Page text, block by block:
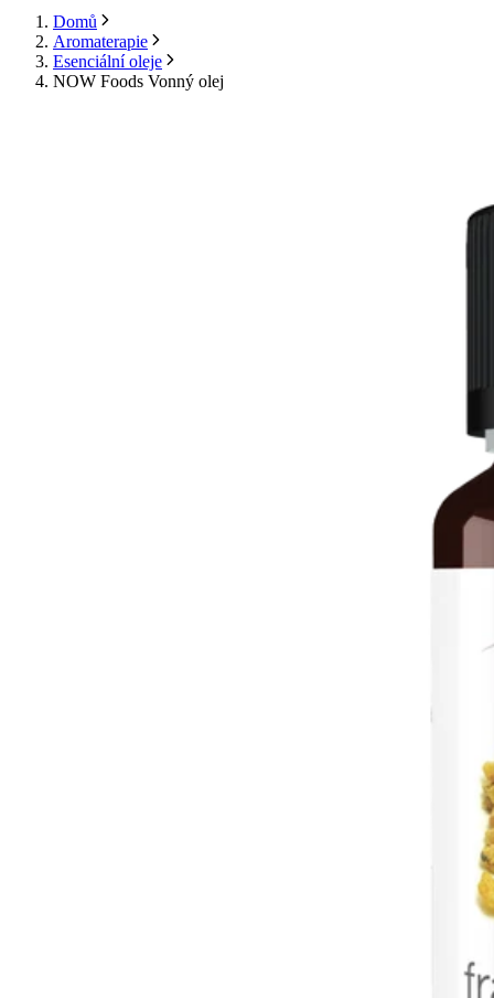
Domů
Aromaterapie
Esenciální oleje
NOW Foods Vonný olej